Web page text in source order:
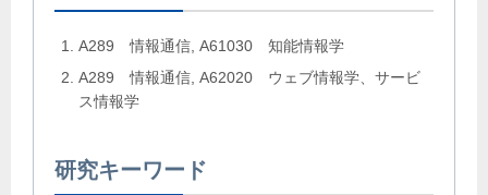
A289 情報通信, A61030 知能情報学
A289 情報通信, A62020 ウェブ情報学、サービ
ス情報学
研究キーワード